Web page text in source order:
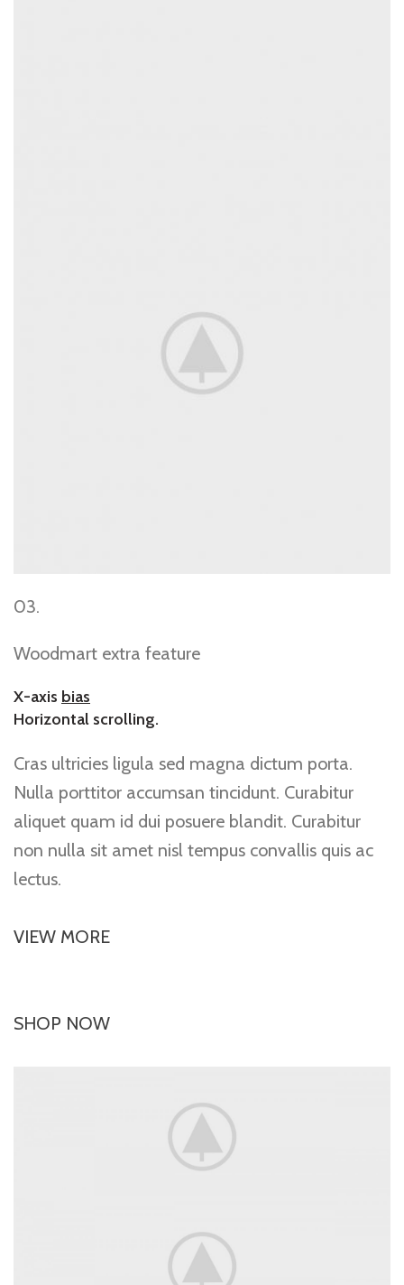
03.
Woodmart extra feature
X-axis bias
Horizontal scrolling.
Cras ultricies ligula sed magna dictum porta.
Nulla porttitor accumsan tincidunt. Curabitur
aliquet quam id dui posuere blandit. Curabitur
non nulla sit amet nisl tempus convallis quis ac
lectus.
VIEW MORE
SHOP NOW